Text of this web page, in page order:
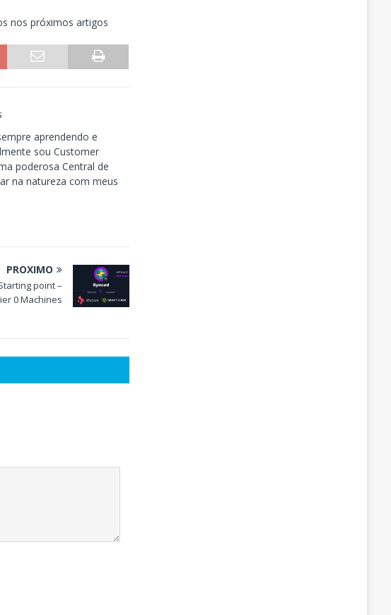
nos próximos artigos
aprendendo e
sou Customer
poderosa Central de
na natureza com meus
PRÓXIMO
point –
0 Machines